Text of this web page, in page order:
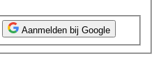
Aanmelden bij Google